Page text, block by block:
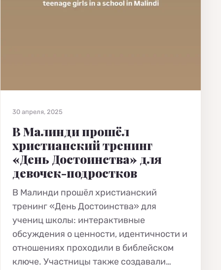
30 апреля, 2025
В Малинди прошёл
христианский тренинг
«День Достоинства» для
девочек-подростков
В Малинди прошёл христианский
тренинг «День Достоинства» для
учениц школы: интерактивные
обсуждения о ценности, идентичности и
отношениях проходили в библейском
ключе. Участницы также создавали…